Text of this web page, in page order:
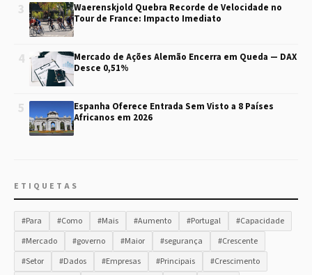
3
Waerenskjold Quebra Recorde de Velocidade no
Tour de France: Impacto Imediato
4
Mercado de Ações Alemão Encerra em Queda — DAX
Desce 0,51%
5
Espanha Oferece Entrada Sem Visto a 8 Países
Africanos em 2026
ETIQUETAS
#Para #Como #Mais #Aumento #Portugal
#Capacidade
#Mercado
#governo #Maior #segurança
#Crescente
#Setor
#Dados #Empresas #Principais
#Crescimento